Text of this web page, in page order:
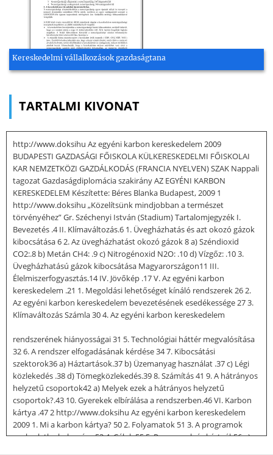
Kereskedelmi vállalkozások gazdaságtana
TARTALMI KIVONAT
http://www.doksihu Az egyéni karbon kereskedelem 2009
BUDAPESTI GAZDASÁGI FŐISKOLA KÜLKERESKEDELMI FŐISKOLAI
KAR NEMZETKÖZI GAZDÁLKODÁS (FRANCIA NYELVEN) SZAK Nappali
tagozat Gazdaságdiplomácia szakirány AZ EGYÉNI KARBON
KERESKEDELEM Készítette: Béres Blanka Budapest, 2009 1
http://www.doksihu „Közelítsünk mindjobban a természet
törvényéhez” Gr. Széchenyi István (Stadium) Tartalomjegyzék I.
Bevezetés .4 II. Klímaváltozás.6 1. Üvegházhatás és azt okozó gázok
kibocsátása 6 2. Az üvegházhatást okozó gázok 8 a) Széndioxid
CO2:.8 b) Metán CH4: .9 c) Nitrogénoxid N2O: .10 d) Vízgőz: .10 3.
Üvegházhatású gázok kibocsátása Magyarországon11 III.
Élelmiszerfogyasztás.14 IV. Jövőkép .17 V. Az egyéni karbon
kereskedelem .21 1. Megoldási lehetőséget kínáló rendszerek 26 2.
Az egyéni karbon kereskedelem bevezetésének esedékessége 27 3.
Klímaváltozás Számla 30 4. Az egyéni karbon kereskedelem
rendszerének hiányosságai 31 5. Technológiai háttér megvalósítása
32 6. A rendszer elfogadásának kérdése 34 7. Kibocsátási
szektorok36 a) Háztartások.37 b) Üzemanyag használat .37 c) Légi
közlekedés .38 d) Tömegközlekedés.39 8. Számítás 41 9. A hátrányos
helyzetű csoportok42 a) Melyek ezek a hátrányos helyzetű
csoportok?.43 10. Gyerekek elbírálása a rendszerben.46 VI. Karbon
kártya .47 2 http://www.doksihu Az egyéni karbon kereskedelem
2009 1. Mi a karbon kártya? 50 2. Folyamatok 51 3. A programok
gyakorlatba helyezése 53 4. Célok 55 5. Programok és kártyák56 a)